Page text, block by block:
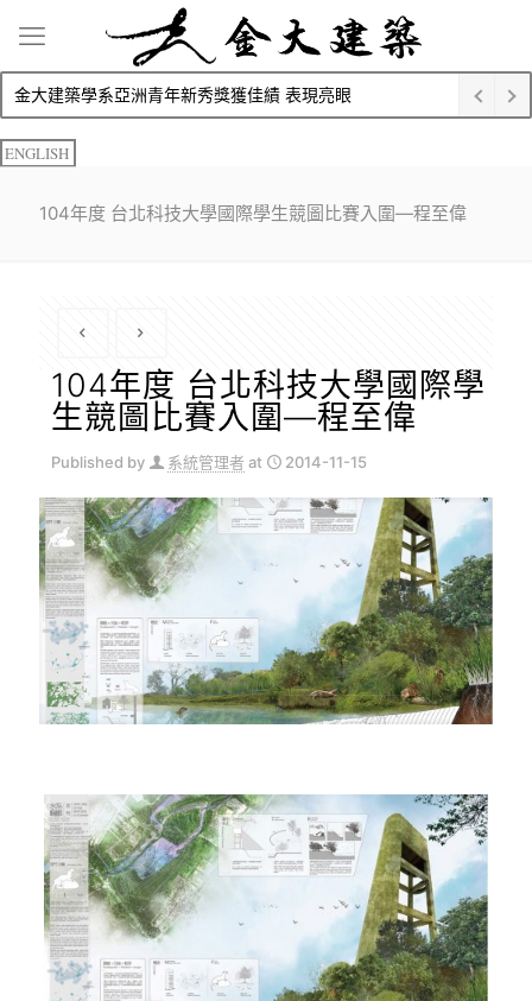
金大建築學系亞洲青年新秀獎獲佳績 表現亮眼
ENGLISH
104年度 台北科技大學國際學生競圖比賽入圍—程至偉
104年度 台北科技大學國際學
生競圖比賽入圍—程至偉
Published by 系統管理者 at 2014-11-15